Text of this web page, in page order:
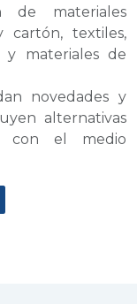
de materiales
cartón, textiles,
y materiales de
novedades y
alternativas
con el medio